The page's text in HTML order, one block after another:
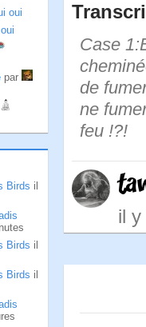
oui
par
Birds il
Birds il
Birds il
Case
de
ne
feu !?!
il y